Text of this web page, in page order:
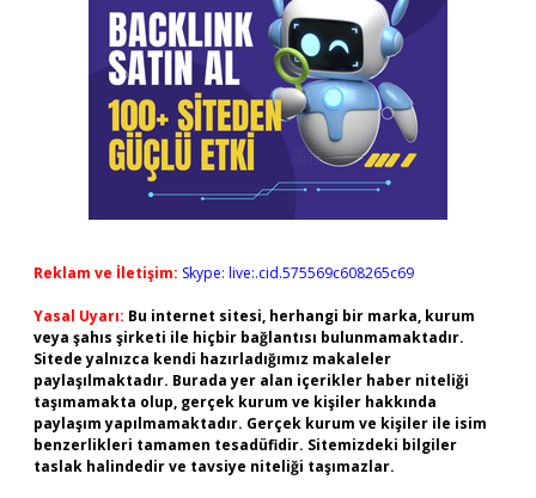
Reklam ve İletişim: Skype: live:.cid.575569c608265c69
Yasal Uyarı: Bu internet sitesi, herhangi bir marka, kurum
veya şahıs şirketi ile hiçbir bağlantısı bulunmamaktadır.
Sitede yalnızca kendi hazırladığımız makaleler
paylaşılmaktadır. Burada yer alan içerikler haber niteliği
taşımamakta olup, gerçek kurum ve kişiler hakkında
paylaşım yapılmamaktadır. Gerçek kurum ve kişiler ile isim
benzerlikleri tamamen tesadüfidir. Sitemizdeki bilgiler
taslak halindedir ve tavsiye niteliği taşımazlar.